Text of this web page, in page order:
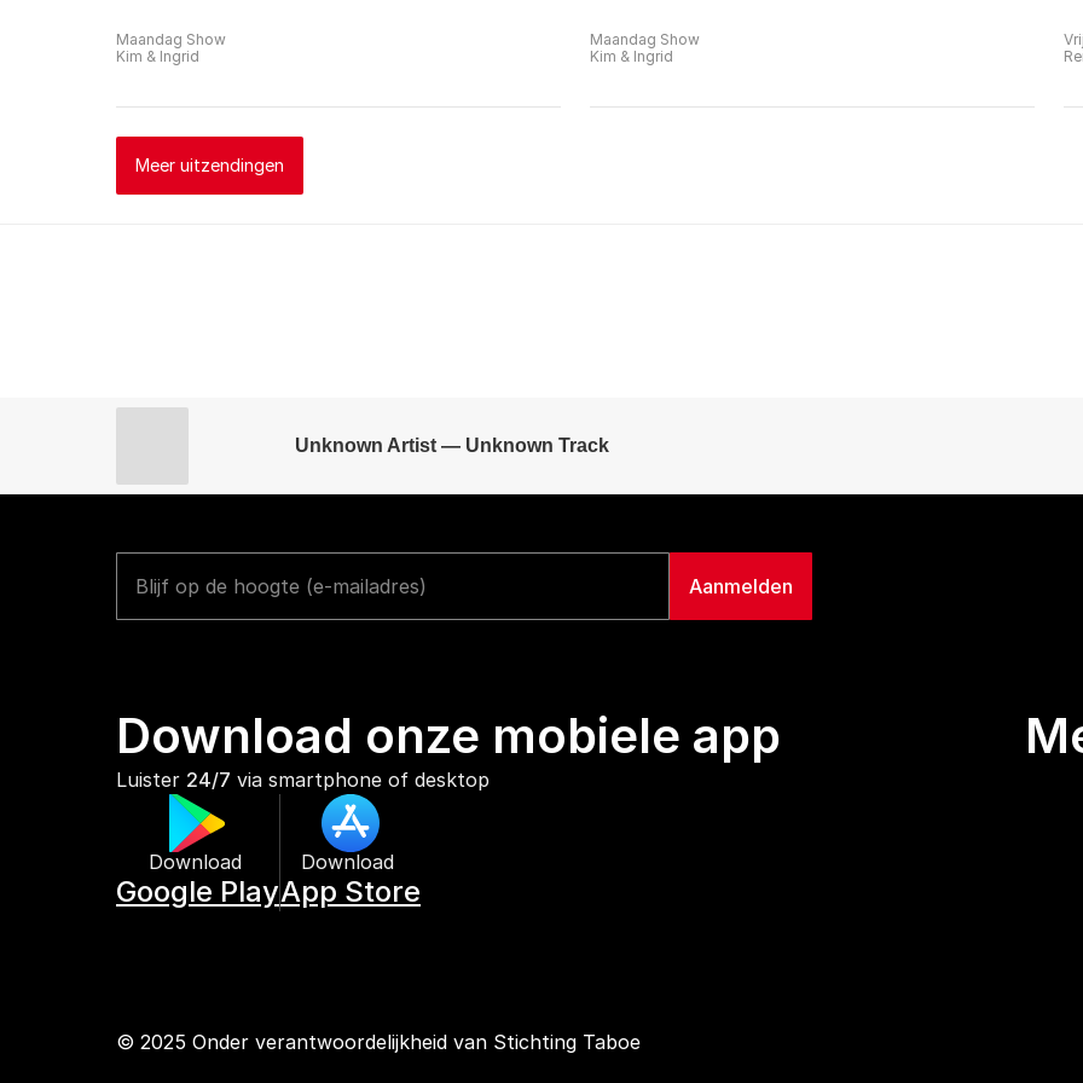
Maandag Show
Kim & Ingrid
Maandag Show
Kim & Ingrid
Meer uitzendingen
Unknown Artist — Unknown Track
Download onze mobiele app
Luister 24/7 via smartphone of desktop
Download
Google Play
Download
App Store
© 2025 Onder verantwoordelijkheid van Stichting Taboe